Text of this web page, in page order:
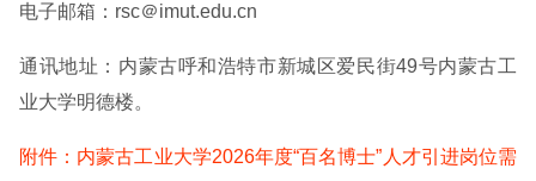
电子邮箱：rsc＠imut.edu.cn
通讯地址：内蒙古呼和浩特市新城区爱民街49号内蒙古工
业大学明德楼。
附件：内蒙古工业大学2026年度“百名博士”人才引进岗位需